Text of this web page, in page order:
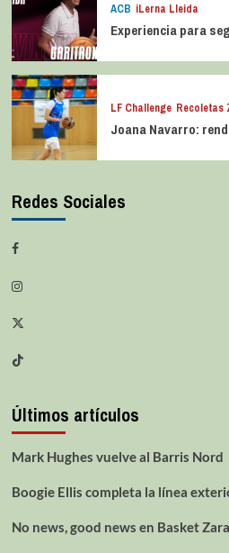
ACB iLerna Lleida
Experiencia para
LF Challenge Recoletas
Joana Navarro:
Redes Sociales
Últimos artículos
Mark Hughes vuelve al Barris Nord
Boogie Ellis completa la línea
No news, good news en Basket